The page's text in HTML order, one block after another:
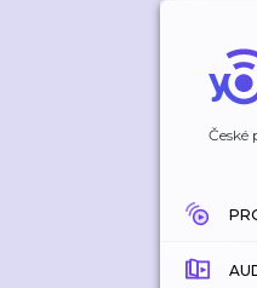
České